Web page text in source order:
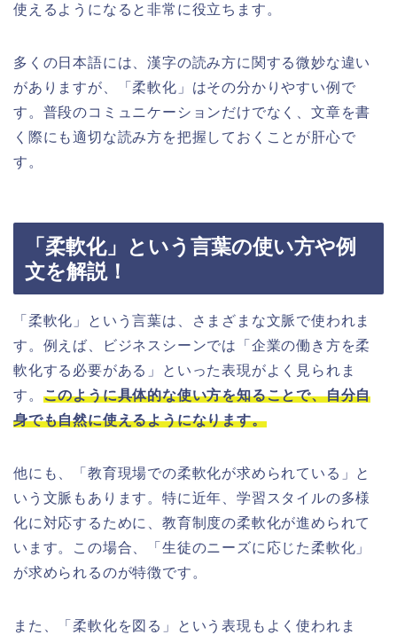
使えるようになると非常に役立ちます。
多くの日本語には、漢字の読み方に関する微妙な違い
がありますが、「柔軟化」はその分かりやすい例で
す。普段のコミュニケーションだけでなく、文章を書
く際にも適切な読み方を把握しておくことが肝心で
す。
「柔軟化」という言葉の使い方や例
文を解説！
「柔軟化」という言葉は、さまざまな文脈で使われま
す。例えば、ビジネスシーンでは「企業の働き方を柔
軟化する必要がある」といった表現がよく見られま
す。 このように具体的な使い方を知ることで、自分自
身でも自然に使えるようになります。
他にも、「教育現場での柔軟化が求められている」と
いう文脈もあります。特に近年、学習スタイルの多様
化に対応するために、教育制度の柔軟化が進められて
います。この場合、「生徒のニーズに応じた柔軟化」
が求められるのが特徴です。
また、「柔軟化を図る」という表現もよく使われま